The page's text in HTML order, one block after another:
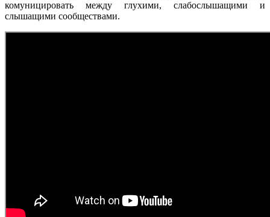
комуницировать между глухими, слабослышащими и
слышащими сообществами.